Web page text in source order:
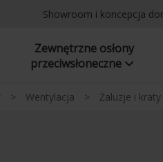
Showroom i koncepcja
Zewnętrzne osłony
przeciwsłoneczne
> Wentylacja > Żaluzje i kraty